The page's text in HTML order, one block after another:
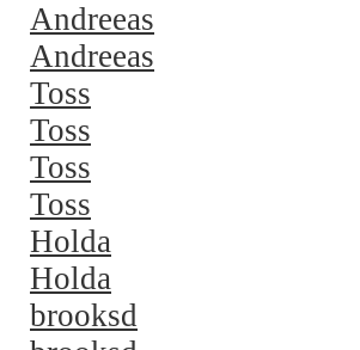
Andreeas
Andreeas
Toss
Toss
Toss
Toss
Holda
Holda
brooksd